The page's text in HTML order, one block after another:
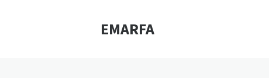
EMARFA